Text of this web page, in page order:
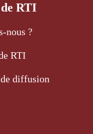
RTI
nous ?
RTI
diffusion